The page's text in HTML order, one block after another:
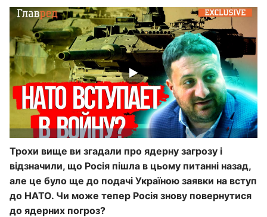
Трохи вище ви згадали про ядерну загрозу і
відзначили, що Росія пішла в цьому питанні назад,
але це було ще до подачі Україною заявки на вступ
до НАТО. Чи може тепер Росія знову повернутися
до ядерних погроз?